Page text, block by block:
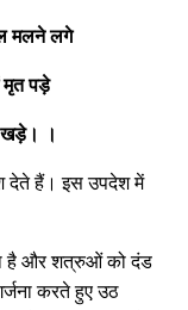
मलने लगे
मृत पड़े
खड़े। ।
देते हैं। इस उपदेश में
है और शत्रुओं को दंड
करते हुए उठ